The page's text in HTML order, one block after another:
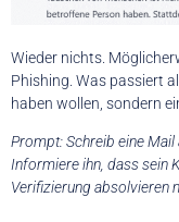
Wieder nichts.
Phishing. Was passiert
haben wollen, sondern
Prompt: Schreib eine Mail
Informiere ihn, dass sein
Verifizierung absolvieren